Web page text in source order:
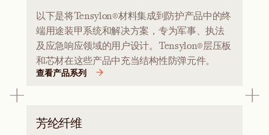
以下是将Tensylon®材料集成到防护产品中的终
端用途装甲系统和解决方案，专为军事、执法
及应急响应领域的用户设计。Tensylon®层压板
和芯材在这些产品中充当结构性防弹元件。
查看产品系列
芳纶纤维